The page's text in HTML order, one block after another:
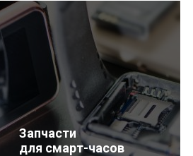
Запчасти
для смарт-часов